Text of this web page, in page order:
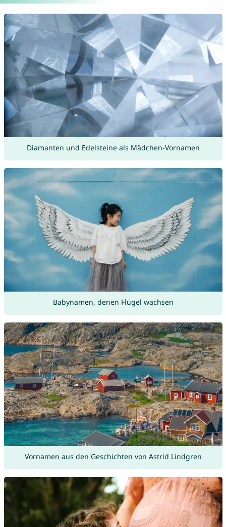
Diamanten und Edelsteine als Mädchen-Vornamen
Babynamen, denen Flügel wachsen
Vornamen aus den Geschichten von Astrid Lindgren